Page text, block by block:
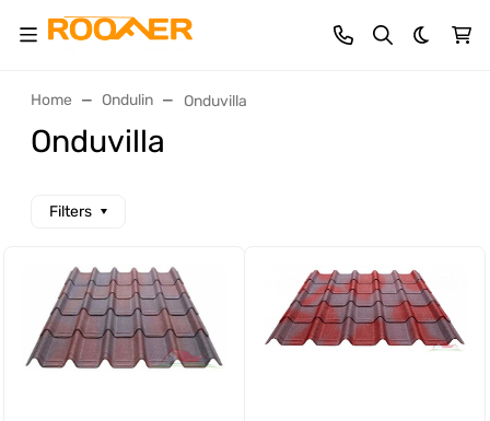
Dark
Home Ondulin Onduvilla
Onduvilla
Filters